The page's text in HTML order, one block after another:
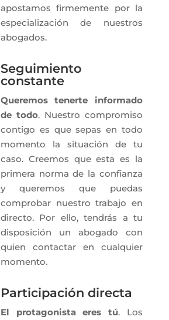
apostamos firmemente por la
especialización de nuestros
abogados.
Seguimiento
constante
Queremos tenerte informado
de todo. Nuestro compromiso
contigo es que sepas en todo
momento la situación de tu
caso. Creemos que esta es la
primera norma de la confianza
y queremos que puedas
comprobar nuestro trabajo en
directo. Por ello, tendrás a tu
disposición un abogado con
quien contactar en cualquier
momento.
Participación directa
El protagonista eres tú. Los